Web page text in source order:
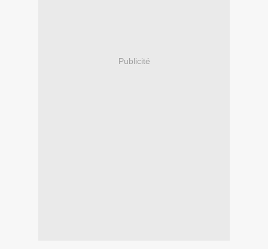
Publicité